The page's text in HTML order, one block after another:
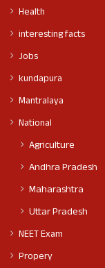
Health
interesting facts
Jobs
kundapura
Mantralaya
National
Agriculture
Andhra Pradesh
Maharashtra
Uttar Pradesh
NEET Exam
Propery